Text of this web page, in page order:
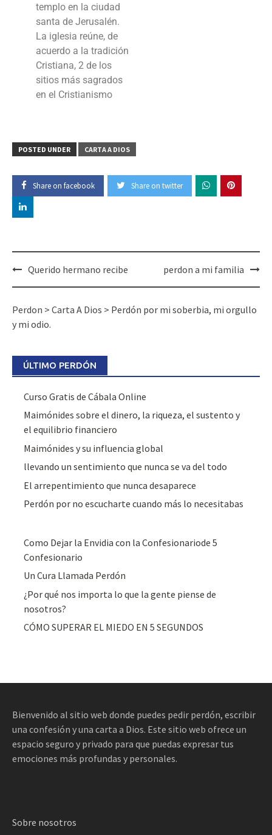
templo en la ciudad
santa de Jerusalén.
La iglesia reúne, de
acuerdo a la tradición
Cristiana, 2 de los
sitios más sagrados
en el Cristianismo
POSTED UNDER CARTA A DIOS
Share on facebook Share on twitter
Querido hermano recibe perdon a mi familia
Perdon > Carta A Dios > Perdón por mi soberbia, mi orgullo
y mi odio.
ÚLTIMO PERDÓN
Curso Gratis de Cábala Online
Maimónides sobre el dinero, la riqueza, el sustento y
el equilibrio financiero
Maimónides y su influencia global
llevando un sentimiento que nunca se va del todo
El arrepentimiento que nunca desaparece
Perdón por no escucharte cuando más lo necesitabas
Como Dejar la Envidia con la Confesionariode 5
Confesionario
Un Cura Llamada Perdón
¿Por qué nos importa lo que la gente piense de
nosotros?
CÓMO SUPERAR EL MIEDO EN 5 SEGUNDOS
Bienvenido al sitio web donde puedes pedir perdón, escribir
una confesión y una carta a Dios. Este sitio web ofrece un
espacio seguro y privado para que puedas expresar tus
emociones más profundas y personales.
Sobre nosotros